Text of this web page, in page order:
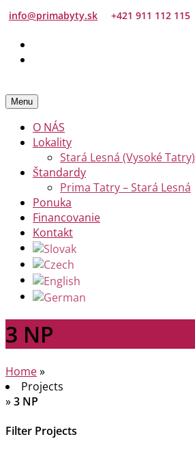
info@primabyty.sk +421 911 112 115
Menu
O NÁS
Lokality
Stará Lesná (Vysoké Tatry)
Štandardy
Prima Tatry – Stará Lesná
Ponuka
Financovanie
Kontakt
3 NP
Home»
Projects
»3 NP
Filter Projects